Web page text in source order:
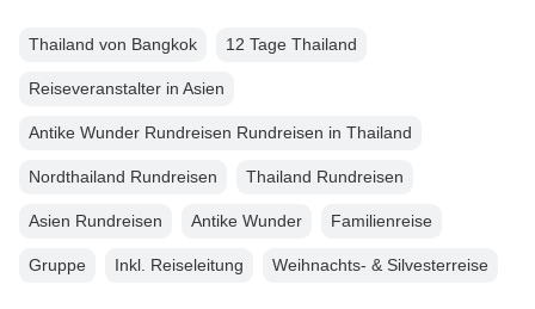
Thailand von Bangkok 12 Tage Thailand
Reiseveranstalter in Asien
Antike Wunder Rundreisen Rundreisen in Thailand
Nordthailand Rundreisen Thailand Rundreisen
Asien Rundreisen Antike Wunder Familienreise
Gruppe Inkl. Reiseleitung Weihnachts- & Silvesterreise